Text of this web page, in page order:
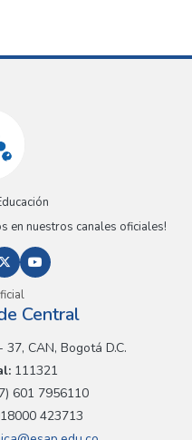
en nuestros canales oficiales!
Central
CAN, Bogotá D.C.
111321
601 7956110
423713